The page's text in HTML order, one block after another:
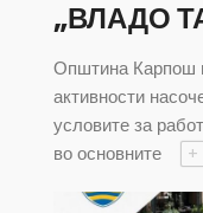
„ВЛАДО
Општина Карпош
активности
условите за
во основните
+